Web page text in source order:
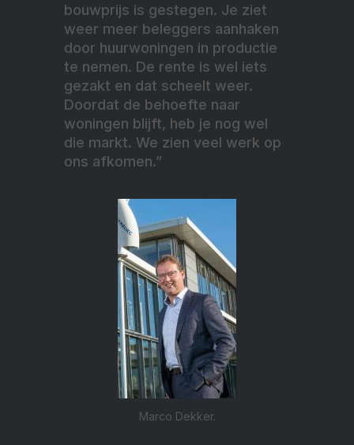
bouwprijs is gestegen. Je ziet
weer meer beleggers aanhaken
door huurwoningen in productie
te nemen. De rente is wel iets
gezakt en dat scheelt weer.
Doordat de behoefte naar
woningen blijft, heb je nog wel
die markt. We zien veel werk op
ons afkomen.”
Marco Dekker.